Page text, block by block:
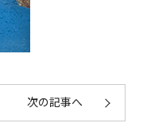
次の記事へ